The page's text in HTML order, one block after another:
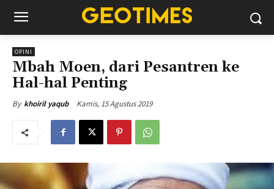
OPINI
Mbah Moen, dari Pesantren ke
Hal-hal Penting
By khoiril yaqub Kamis, 15 Agustus 2019